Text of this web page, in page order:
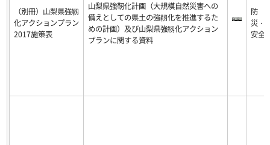
（別冊）山梨県強靱
化アクションプラン
2017施策表
山梨県強靭化計画（大規模自然災害への
備えとしての県土の強靱化を推進するた
めの計画）及び山梨県強靱化アクション
プランに関する資料
防
災・
安全